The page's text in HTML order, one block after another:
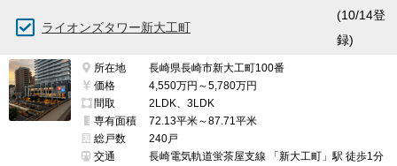
ライオンズタワー新大工町
(10/14登
録)
所在地
長崎県長崎市新大工町100番
価格
4,550万円～5,780万円
間取
2LDK、3LDK
専有面積
72.13平米～87.71平米
総戸数
240戸
交通
長崎電気軌道蛍茶屋支線 「新大工町」駅 徒歩1分